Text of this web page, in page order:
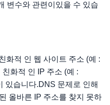
변수와 관련이있을 수 있습
화적 인 웹 사이트 주소 (예 :
화적 인 IP 주소 (예 :
있습니다.DNS 문제로 인해
올바른 IP 주소를 찾지 못하